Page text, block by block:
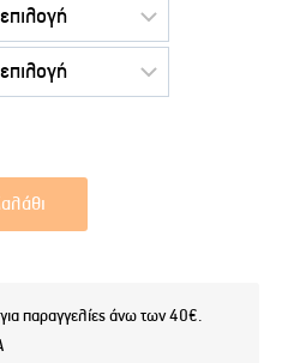
παραγγελίες άνω των 40€.